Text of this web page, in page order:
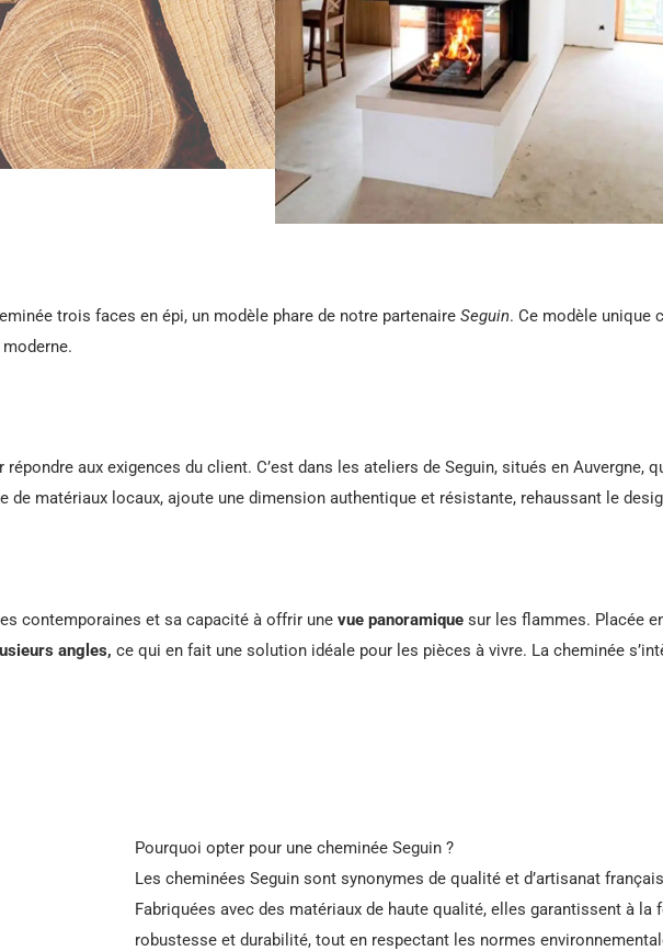
trois faces en épi, un modèle phare de notre partenaire Seguin. Ce modèle unique
aux exigences du client. C’est dans les ateliers de Seguin, situés en Auvergne,
matériaux locaux, ajoute une dimension authentique et résistante, rehaussant le
contemporaines et sa capacité à offrir une vue panoramique sur les flammes. Placée
angles, ce qui en fait une solution idéale pour les pièces à vivre. La cheminée
Pourquoi opter pour une cheminée Seguin ?
Les cheminées Seguin sont synonymes de qualité et d’artisanat
Fabriquées avec des matériaux de haute qualité, elles garantissent à la
robustesse et durabilité, tout en respectant les normes